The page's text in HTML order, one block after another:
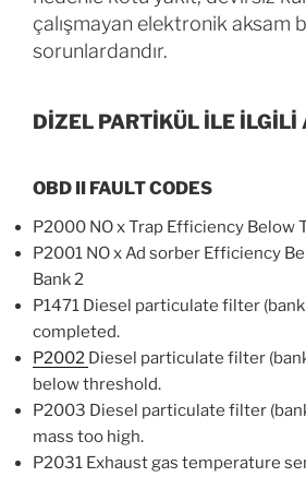
çalışmayan elektronik aksam
sorunlardandır.
DİZEL PARTİKÜL İLE
OBD II FAULT CODES
P2000 NO x Trap Efficiency Below
P2001 NO x Ad sorber Efficiency
Bank 2
P1471 Diesel particulate filter
completed.
P2002 Diesel particulate filter
below threshold.
P2003 Diesel particulate filter
mass too high.
P2031 Exhaust gas temperature